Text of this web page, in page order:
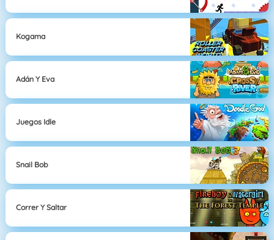
Kogama
Adán Y Eva
Juegos Idle
Snail Bob
Correr Y Saltar